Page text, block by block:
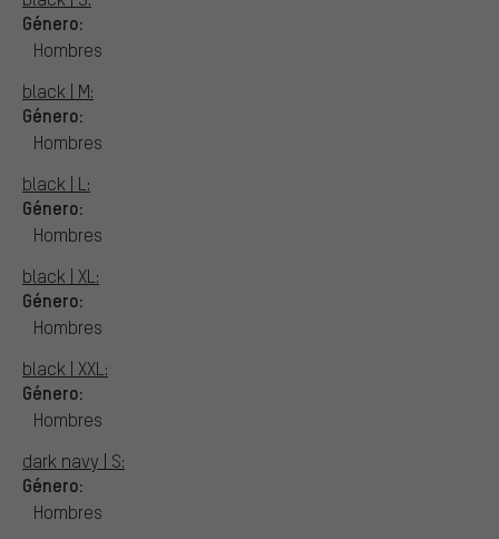
Género:
Hombres
black | M:
Género:
Hombres
black | L:
Género:
Hombres
black | XL:
Género:
Hombres
black | XXL:
Género:
Hombres
dark navy | S:
Género:
Hombres